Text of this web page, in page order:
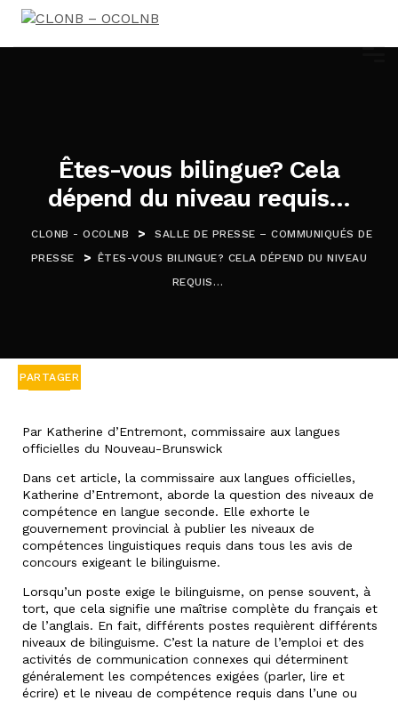
Êtes-vous bilingue? Cela
dépend du niveau requis…
CLONB - OCOLNB >
SALLE DE PRESSE – COMMUNIQUÉS DE
PRESSE
> ÊTES-VOUS BILINGUE? CELA DÉPEND DU NIVEAU
REQUIS…
PARTAGER
Par Katherine d’Entremont, commissaire aux langues
officielles du Nouveau-Brunswick
Dans cet article, la commissaire aux langues officielles,
Katherine d’Entremont, aborde la question des niveaux de
compétence en langue seconde. Elle exhorte le
gouvernement provincial à publier les niveaux de
compétences linguistiques requis dans tous les avis de
concours exigeant le bilinguisme.
Lorsqu’un poste exige le bilinguisme, on pense souvent, à
tort, que cela signifie une maîtrise complète du français et
de l’anglais. En fait, différents postes requièrent différents
niveaux de bilinguisme. C’est la nature de l’emploi et des
activités de communication connexes qui déterminent
généralement les compétences exigées (parler, lire et
écrire) et le niveau de compétence requis dans l’une ou